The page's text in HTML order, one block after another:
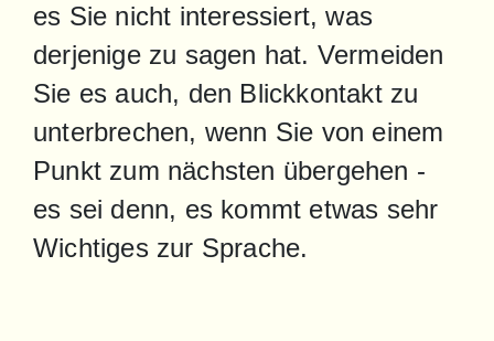
es Sie nicht interessiert, was
derjenige zu sagen hat. Vermeiden
Sie es auch, den Blickkontakt zu
unterbrechen, wenn Sie von einem
Punkt zum nächsten übergehen -
es sei denn, es kommt etwas sehr
Wichtiges zur Sprache.